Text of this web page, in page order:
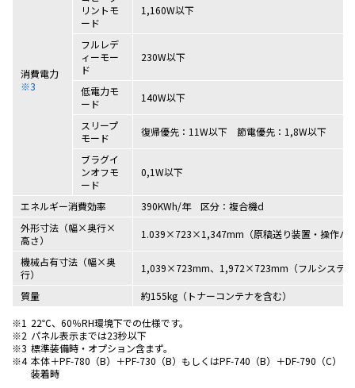
消費電力
※3
リントモ
ード
1,160W以下
フルレデ
ィーモー
ド
230W以下
低電力モ
ード
140W以下
スリープ
モード
復帰優先：11W以下 節電優先：1,8W以下
ブラグイ
ンオフモ
ード
0,1W以下
エネルギー消費効率
390KWh/年 区分：複合機d
外形寸法（幅×奥行×
高さ）
1.039×723×1,347mm（原稿送り装置・操作パ
機械占有寸法（幅×奥
行）
1,039×723mm、1,972×723mm（フルシステム
質量
約155kg（トナーコンテナを含む）
※1 22℃、60％RH環境下での仕様です。
※2 パネル表示までは23秒以下
※3 標準装備時・オプション含まず。
※4 本体＋PF-780（B）＋PF-730（B）もしくはPF-740（B）＋DF-790（C）
装着時